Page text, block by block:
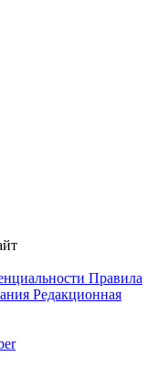
Правила
Редакционная